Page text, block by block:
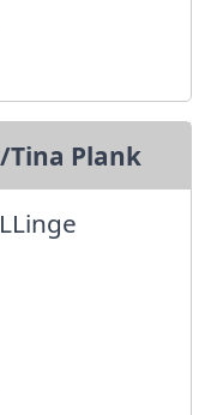
Tina Plank